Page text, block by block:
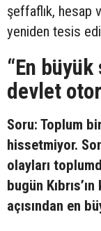
şeffaflık, hesap
yeniden tesis
“En
devlet
Soru: Toplum
hissetmiyor.
olayları
bugün
açısından en